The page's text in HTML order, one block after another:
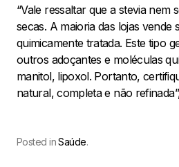
“Vale ressaltar que a stevia nem
secas. A maioria das lojas vende
quimicamente tratada. Este tipo
outros adoçantes e moléculas
manitol, lipoxol. Portanto,
natural, completa e não
Posted inSaúde.